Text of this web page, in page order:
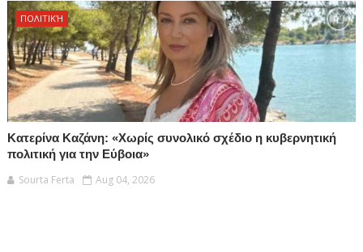
ΠΟΛΙΤΙΚΉ
Κατερίνα Καζάνη: «Χωρίς συνολικό σχέδιο η κυβερνητική
πολιτική για την Εύβοια»
Sourta Ferta
Aug 04, 2026